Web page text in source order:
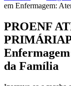
em Enfermagem:
PROENF
PRIMÁRIA
da Família